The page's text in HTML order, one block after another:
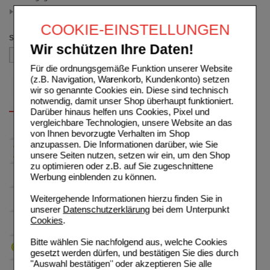
COOKIE-EINSTELLUNGEN
Wir schützen Ihre Daten!
Für die ordnungsgemäße Funktion unserer Website
(z.B. Navigation, Warenkorb, Kundenkonto) setzen
wir so genannte Cookies ein. Diese sind technisch
notwendig, damit unser Shop überhaupt funktioniert.
Darüber hinaus helfen uns Cookies, Pixel und
vergleichbare Technologien, unsere Website an das
von Ihnen bevorzugte Verhalten im Shop
anzupassen. Die Informationen darüber, wie Sie
unsere Seiten nutzen, setzen wir ein, um den Shop
zu optimieren oder z.B. auf Sie zugeschnittene
Werbung einblenden zu können.
Weitergehende Informationen hierzu finden Sie in
unserer Datenschutzerklärungbei dem Unterpunkt
Cookies.
Bitte wählen Sie nachfolgend aus, welche Cookies
gesetzt werden dürfen, und bestätigen Sie dies durch
"Auswahl bestätigen" oder akzeptieren Sie alle
Sortieren nach